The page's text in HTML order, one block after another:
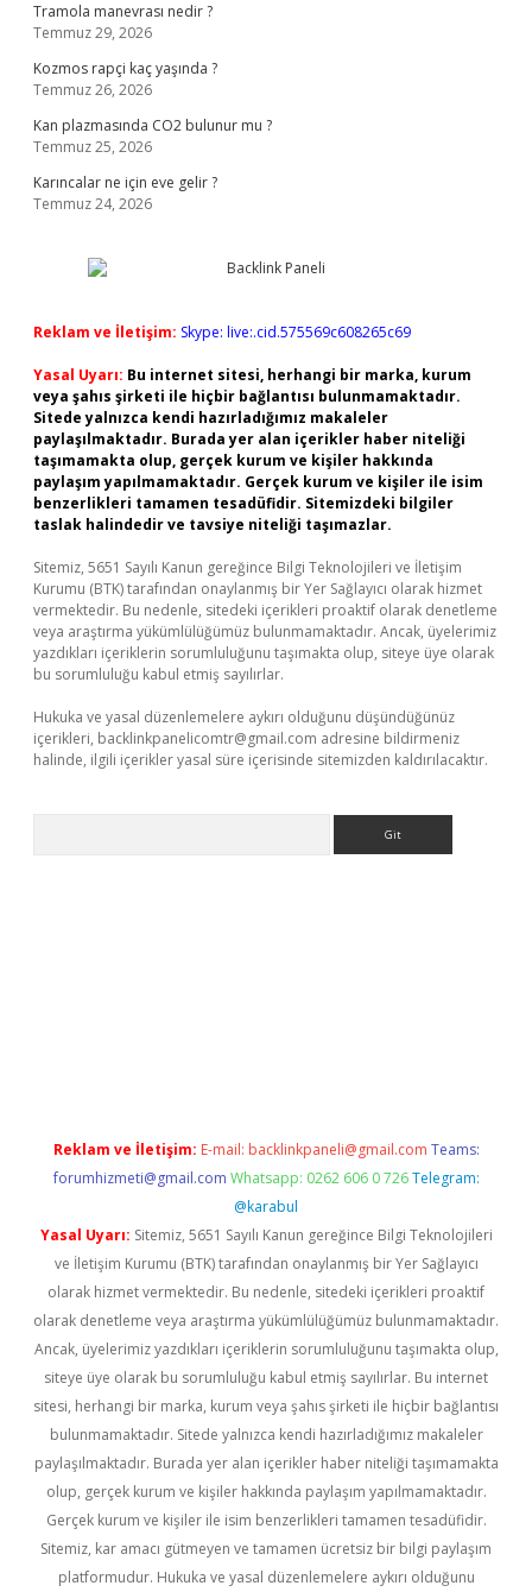
Tramola manevrası nedir ?
Temmuz 29, 2026
Kozmos rapçi kaç yaşında ?
Temmuz 26, 2026
Kan plazmasında CO2 bulunur mu ?
Temmuz 25, 2026
Karıncalar ne için eve gelir ?
Temmuz 24, 2026
Reklam ve İletişim: Skype: live:.cid.575569c608265c69
Yasal Uyarı: Bu internet sitesi, herhangi bir marka, kurum
veya şahıs şirketi ile hiçbir bağlantısı bulunmamaktadır.
Sitede yalnızca kendi hazırladığımız makaleler
paylaşılmaktadır. Burada yer alan içerikler haber niteliği
taşımamakta olup, gerçek kurum ve kişiler hakkında
paylaşım yapılmamaktadır. Gerçek kurum ve kişiler ile isim
benzerlikleri tamamen tesadüfidir. Sitemizdeki bilgiler
taslak halindedir ve tavsiye niteliği taşımazlar.
Sitemiz, 5651 Sayılı Kanun gereğince Bilgi Teknolojileri ve İletişim
Kurumu (BTK) tarafından onaylanmış bir Yer Sağlayıcı olarak hizmet
vermektedir. Bu nedenle, sitedeki içerikleri proaktif olarak denetleme
veya araştırma yükümlülüğümüz bulunmamaktadır. Ancak, üyelerimiz
yazdıkları içeriklerin sorumluluğunu taşımakta olup, siteye üye olarak
bu sorumluluğu kabul etmiş sayılırlar.
Hukuka ve yasal düzenlemelere aykırı olduğunu düşündüğünüz
içerikleri, backlinkpanelicomtr@gmail.com adresine bildirmeniz
halinde, ilgili içerikler yasal süre içerisinde sitemizden kaldırılacaktır.
Reklam ve İletişim: E-mail: backlinkpaneli@gmail.com Teams:
forumhizmeti@gmail.com Whatsapp: 0262 606 0 726 Telegram:
@karabul
Yasal Uyarı: Sitemiz, 5651 Sayılı Kanun gereğince Bilgi Teknolojileri
ve İletişim Kurumu (BTK) tarafından onaylanmış bir Yer Sağlayıcı
olarak hizmet vermektedir. Bu nedenle, sitedeki içerikleri proaktif
olarak denetleme veya araştırma yükümlülüğümüz bulunmamaktadır.
Ancak, üyelerimiz yazdıkları içeriklerin sorumluluğunu taşımakta olup,
siteye üye olarak bu sorumluluğu kabul etmiş sayılırlar. Bu internet
sitesi, herhangi bir marka, kurum veya şahıs şirketi ile hiçbir bağlantısı
bulunmamaktadır. Sitede yalnızca kendi hazırladığımız makaleler
paylaşılmaktadır. Burada yer alan içerikler haber niteliği taşımamakta
olup, gerçek kurum ve kişiler hakkında paylaşım yapılmamaktadır.
Gerçek kurum ve kişiler ile isim benzerlikleri tamamen tesadüfidir.
Sitemiz, kar amacı gütmeyen ve tamamen ücretsiz bir bilgi paylaşım
platformudur. Hukuka ve yasal düzenlemelere aykırı olduğunu